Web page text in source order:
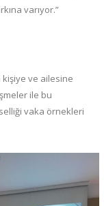
varıyor.”
ve ailesine
ile bu
vaka örnekleri